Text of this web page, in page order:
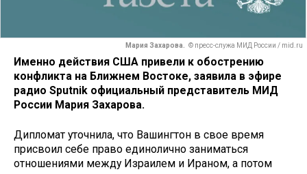
Мария Захарова. © пресс-служа МИД России / mid.ru
Именно действия США привели к обострению
конфликта на Ближнем Востоке, заявила в эфире
радио Sputnik официальный представитель МИД
России Мария Захарова.
Дипломат уточнила, что Вашингтон в свое время
присвоил себе право единолично заниматься
отношениями между Израилем и Ираном, а потом